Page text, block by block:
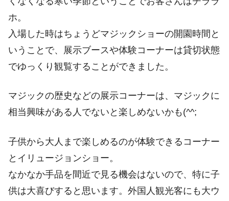
ホ。
入場した時はちょうどマジックショーの開園時間と
いうことで、展示ブースや体験コーナーは貸切状態
でゆっくり観覧することができました。
マジックの歴史などの展示コーナーは、マジックに
相当興味がある人でないと楽しめないかも(^^;
子供から大人まで楽しめるのが体験できるコーナー
とイリュージョンショー。
なかなか手品を間近で見る機会はないので、特に子
供は大喜びすると思います。外国人観光客にも大ウ